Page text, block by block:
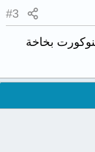
#3
بخاخة